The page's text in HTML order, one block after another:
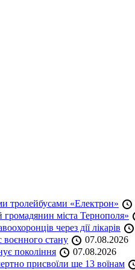
тролейбусами «Електрон»
міста Тернополя»
через дії лікарів
воєнного стану
07.08.2026
покоління
07.08.2026
присвоїли ще 13 воїнам